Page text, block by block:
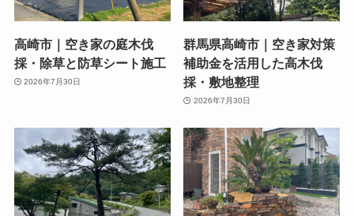
高崎市｜空き家の庭木伐
採・除草と防草シート施工
2026年7月30日
群馬県高崎市｜空き家対策
補助金を活用した高木伐
採・敷地整理
2026年7月30日